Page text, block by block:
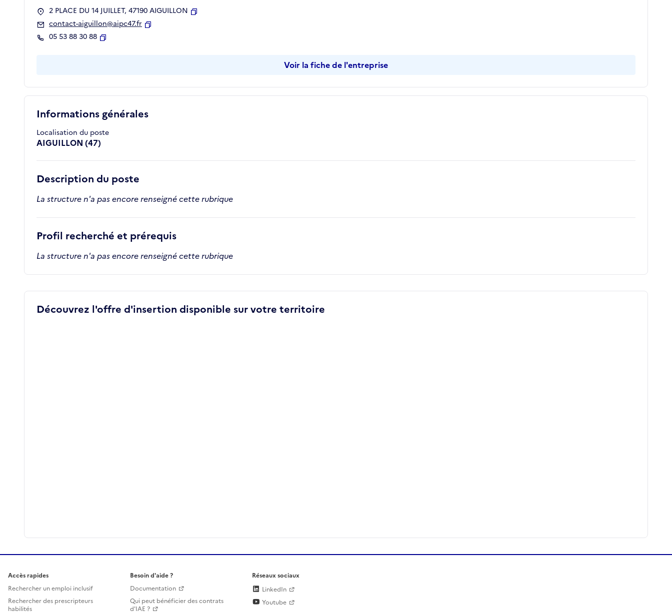
Informations générales
Localisation du poste
AIGUILLON (47)
Description du poste
La structure n'a pas encore renseigné cette rubrique
Profil recherché et prérequis
La structure n'a pas encore renseigné cette rubrique
2 PLACE DU 14 JUILLET, 47190 AIGUILLON
contact-aiguillon@aipc47.fr
05 53 88 30 88
Voir la fiche de l'entreprise
Découvrez l'offre d'insertion disponible sur votre territoire
Accès rapides
Rechercher un emploi inclusif
Rechercher des prescripteurs
habilités
Besoin d'aide ?
Documentation
Qui peut bénéficier des contrats
d'IAE ?
Réseaux sociaux
LinkedIn
Youtube